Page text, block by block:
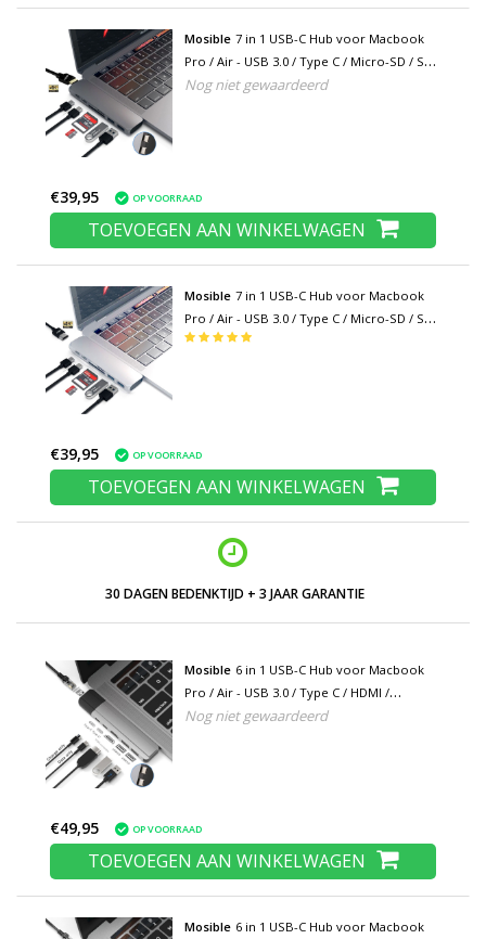
Mosible 7 in 1 USB-C Hub voor Macbook
Pro / Air - USB 3.0 / Type C / Micro-SD / SD
- Hub Data Overdracht Splitter Grijs
Nog niet gewaardeerd
€39,95 OP VOORRAAD
TOEVOEGEN AAN WINKELWAGEN
Mosible 7 in 1 USB-C Hub voor Macbook
Pro / Air - USB 3.0 / Type C / Micro-SD / SD
- Hub Data Overdracht Splitter Zilver
€39,95 OP VOORRAAD
TOEVOEGEN AAN WINKELWAGEN
LAGE PRIJZEN EN RUIM ASSORTIMENT
Mosible 6 in 1 USB-C Hub voor Macbook
Pro / Air - USB 3.0 / Type C / HDMI /
Ethernet - RJ45 Hub Data Overdracht
Nog niet gewaardeerd
€49,95 OP VOORRAAD
TOEVOEGEN AAN WINKELWAGEN
Mosible 6 in 1 USB-C Hub voor Macbook